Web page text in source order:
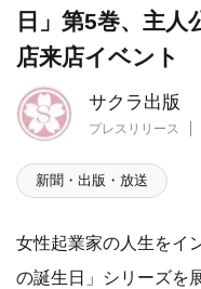
サクラ出版
プレスリリース
日」第5巻、主
店来店イベント
新聞・出版・放送
女性起業家の人生をイ
の誕生日」シリーズを